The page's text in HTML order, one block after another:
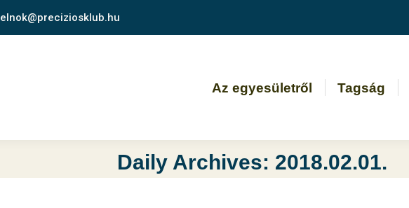
elnok@preciziosklub.hu
Az egyesületről Tagság
Daily Archives: 2018.02.01.